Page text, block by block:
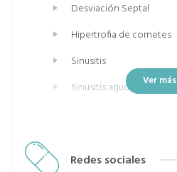
Desviación Septal
Hipertrofia de cornetes
Sinusitis
Sinusitis aguda
Laringitis
Ver más
Redes sociales